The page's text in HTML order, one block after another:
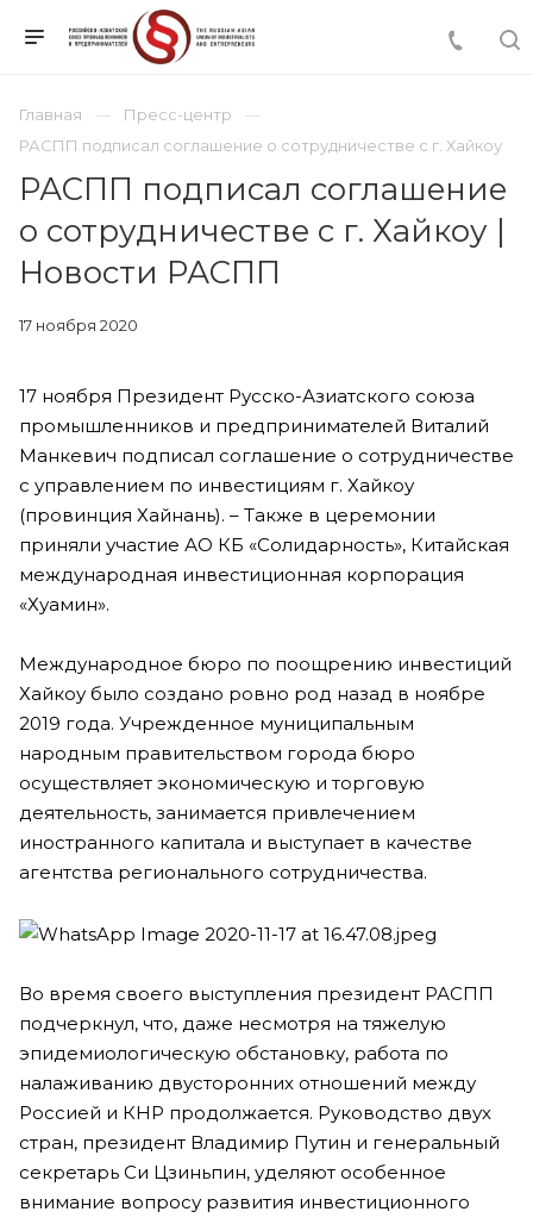
Главная
Пресс-центр
РАСПП подписал соглашение о сотрудничестве с г. Хайкоу
РАСПП подписал соглашение
о сотрудничестве с г. Хайкоу |
Новости РАСПП
17 ноября 2020
17 ноября Президент Русско-Азиатского союза
промышленников и предпринимателей Виталий
Манкевич подписал соглашение о сотрудничестве
с управлением по инвестициям г. Хайкоу
(провинция Хайнань). – Также в церемонии
приняли участие АО КБ «Солидарность», Китайская
международная инвестиционная корпорация
«Хуамин».
Международное бюро по поощрению инвестиций
Хайкоу было создано ровно род назад в ноябре
2019 года. Учрежденное муниципальным
народным правительством города бюро
осуществляет экономическую и торговую
деятельность, занимается привлечением
иностранного капитала и выступает в качестве
агентства регионального сотрудничества.
Во время своего выступления президент РАСПП
подчеркнул, что, даже несмотря на тяжелую
эпидемиологическую обстановку, работа по
налаживанию двусторонних отношений между
Россией и КНР продолжается. Руководство двух
стран, президент Владимир Путин и генеральный
секретарь Си Цзиньпин, уделяют особенное
внимание вопросу развития инвестиционного